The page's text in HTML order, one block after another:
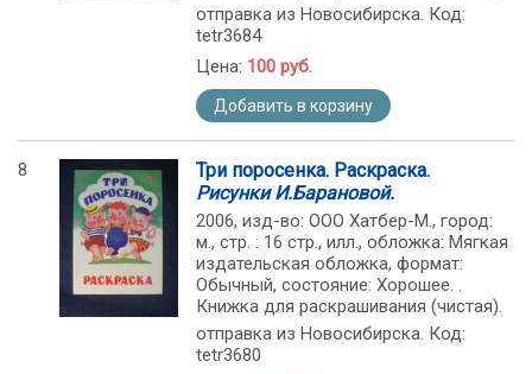
отправка из Новосибирска. Код:
tetr3684
Цена: 100 руб.
Добавить в корзину
8
Три поросенка. Раскраска.
Рисунки И.Барановой.
2006, изд-во: ООО Хатбер-М., город:
м., стр. : 16 стр., илл., обложка: Мягкая
издательская обложка, формат:
Обычный, состояние: Хорошее. .
Книжка для раскрашивания (чистая).
отправка из Новосибирска. Код:
tetr3680